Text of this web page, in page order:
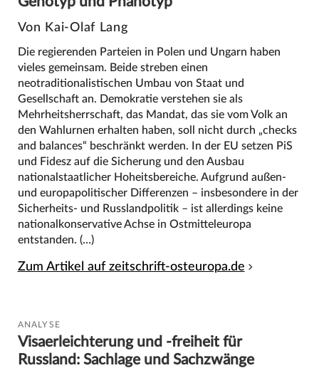
Von Kai-Olaf Lang
Die regierenden Parteien in Polen und Ungarn haben
vieles gemeinsam. Beide streben einen
neotraditionalistischen Umbau von Staat und
Gesellschaft an. Demokratie verstehen sie als
Mehrheitsherrschaft, das Mandat, das sie vom Volk an
den Wahlurnen erhalten haben, soll nicht durch „checks
and balances“ beschränkt werden. In der EU setzen PiS
und Fidesz auf die Sicherung und den Ausbau
nationalstaatlicher Hoheitsbereiche. Aufgrund außen-
und europapolitischer Differenzen – insbesondere in der
Sicherheits- und Russlandpolitik – ist allerdings keine
nationalkonservative Achse in Ostmitteleuropa
entstanden. (…)
Zum Artikel auf zeitschrift-osteuropa.de
ANALYSE
Visaerleichterung und -freiheit für
Russland: Sachlage und Sachzwänge